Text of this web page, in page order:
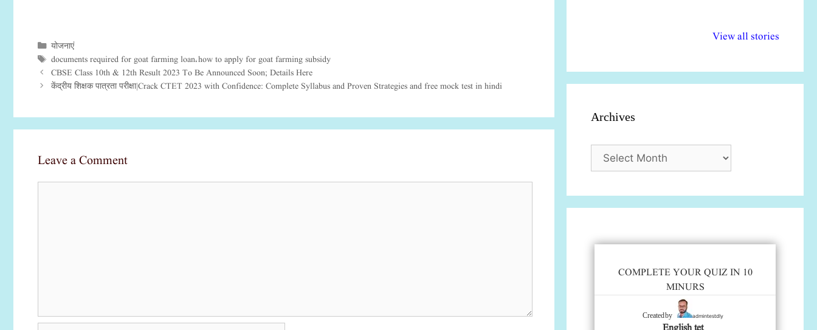
Categories
योजनाएं
Tags
documents required for goat farming loan, how to apply for goat farming subsidy
CBSE Class 10th & 12th Result 2023 To Be Announced Soon; Details Here
केंद्रीय शिक्षक पात्रता परीक्षा|Crack CTET 2023 with Confidence: Complete Syllabus and Proven Strategies and free mock test in hindi
Leave a Comment
View all stories
अधिकार दिवस| 18
Archives
Archives
COMPLETE YOUR QUIZ IN 10
MINURS
Created by admintestdly